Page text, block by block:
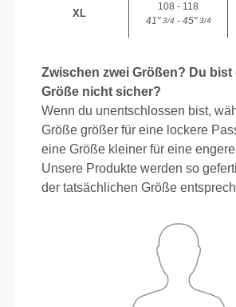
XL
108 - 118
41"3/4 - 45"3/4
Zwischen zwei Größen? Du
Größe nicht sicher?
Wenn du unentschlossen bist,
Größe größer für eine lockere
eine Größe kleiner für eine
Unsere Produkte werden so
der tatsächlichen Größe